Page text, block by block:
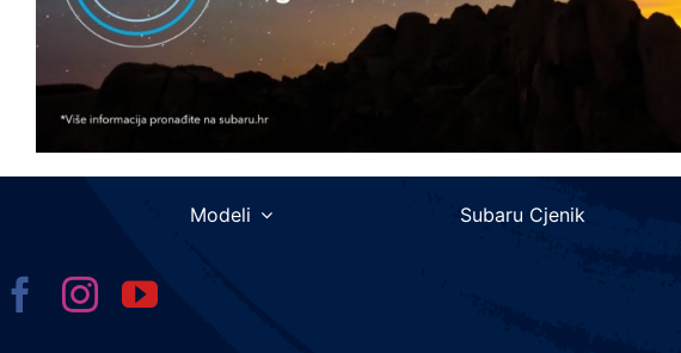
Modeli Subaru Cjenik